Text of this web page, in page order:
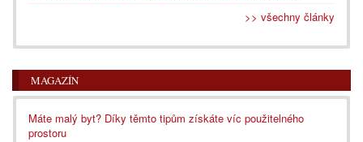
>> všechny články
MAGAZÍN
Máte malý byt? Díky těmto tipům získáte víc použitelného
prostoru